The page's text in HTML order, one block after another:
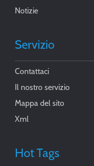
Notizie
Servizio
Contattaci
Il nostro servizio
Mappa del sito
Xml
Hot Tags